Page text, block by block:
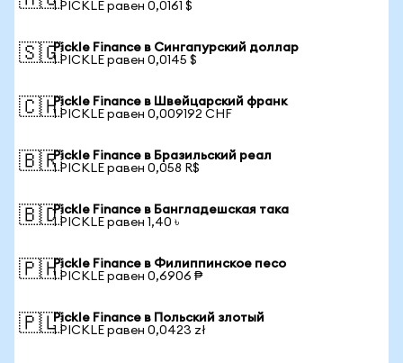
1 PICKLE равен 0,0161 $
🇸🇬Pickle Finance в Сингапурский доллар
1 PICKLE равен 0,0145 $
🇨🇭Pickle Finance в Швейцарский франк
1 PICKLE равен 0,009192 CHF
🇧🇷Pickle Finance в Бразильский реал
1 PICKLE равен 0,058 R$
🇧🇩Pickle Finance в Бангладешская така
1 PICKLE равен 1,40 ৳
🇵🇭Pickle Finance в Филиппинское песо
1 PICKLE равен 0,6906 ₱
🇵🇱Pickle Finance в Польский злотый
1 PICKLE равен 0,0423 zł